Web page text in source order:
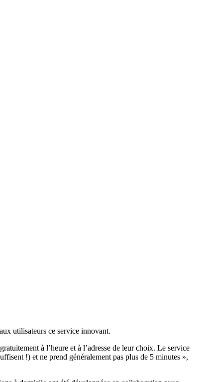
utilisateurs ce service innovant.
à l’heure et à l’adresse de leur choix. Le service
!) et ne prend généralement pas plus de 5 minutes »,